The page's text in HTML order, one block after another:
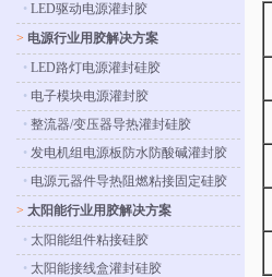
• LED驱动电源灌封胶
> 电源行业用胶解决方案
• LED路灯电源灌封硅胶
• 电子模块电源灌封胶
• 整流器/变压器导热灌封硅胶
• 发电机组电源板防水防酸碱灌封胶
• 电源元器件导热阻燃粘接固定硅胶
> 太阳能行业用胶解决方案
• 太阳能组件粘接硅胶
• 太阳能接线盒灌封硅胶